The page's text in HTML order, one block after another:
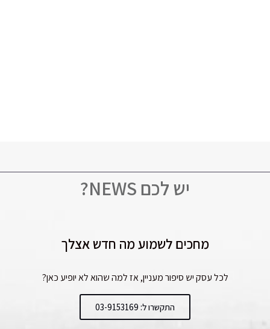
יש לכם NEWS?
מחכים לשמוע מה חדש אצלך
לכל עסק יש סיפור מעניין, אז למה שהוא לא יופיע כאן?
התקשרו ל: 03-9153169